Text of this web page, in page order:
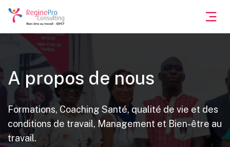
A propos de nous
Formations, Coaching Santé, qualité de vie et des
conditions de travail, Management et Bien-être au
travail.